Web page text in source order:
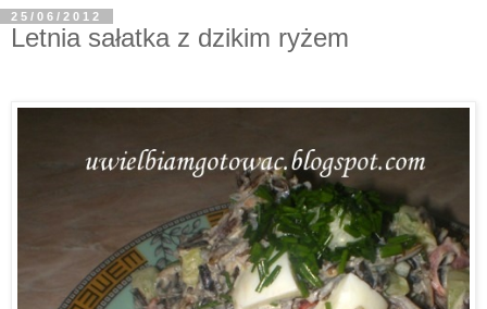
25/06/2012
Letnia sałatka z dzikim ryżem